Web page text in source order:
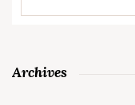
Archives